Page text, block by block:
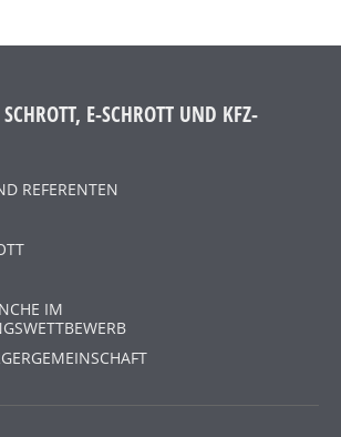
E-SCHROTT UND KFZ-
REFERENTEN
IM